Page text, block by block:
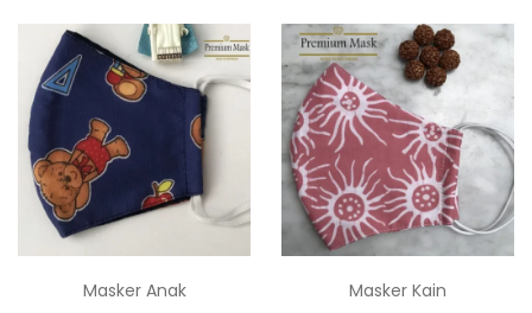
Masker Anak Masker Kain